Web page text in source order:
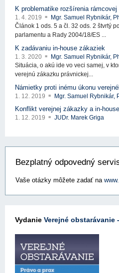
K problematike rozšírenia
1. 4. 2019
Mgr. Samuel Rybnikár,
Článok 1 ods. 5 a čl. 32 ods. 2 štvrtý
parlamentu a Rady 2004/18/ES ...
K zadávaniu in-house zákaziek
1. 3. 2020
Mgr. Samuel Rybnikár,
Situácia, o akú ide vo veci samej, v
verejnú zákazku právnickej...
Námietky proti inému úkonu
1. 12. 2019 Mgr. Samuel Rybnikár,
Konflikt verejnej zákazky a in-
1. 12. 2019 JUDr. Marek Griga
Bezplatný odpovedný
Vaše otázky môžete zadať na
Vydanie Verejné obstarávanie